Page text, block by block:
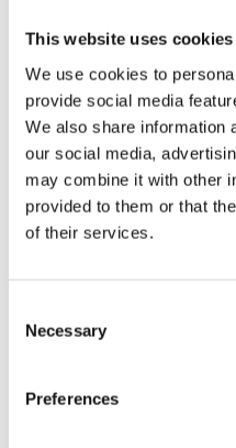
This website uses cookies
We use cookies to
provide social media
We also share information
our social media,
may combine it with other
provided to them or that
of their services.
Selection
Necessary
Preferences
Frågor & svar
Platskarta
Teaterns verksamhet
Ensemble
Historia
Kontaktuppgifter
Press
Jobba hos oss
Nyhetsbrev
00130 Helsingfors
Växel och reception
må-fr kl. 9-16
09 616 211
info@svenskateatern.fi